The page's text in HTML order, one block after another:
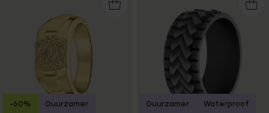
-60% Duurzamer Duurzamer Waterproof